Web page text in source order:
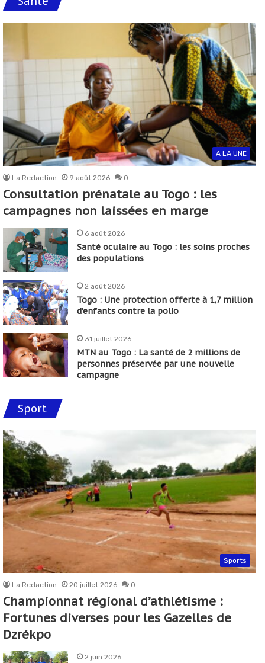
A LA UNE
La Redaction 9 août 2026 0
Consultation prénatale au Togo : les
campagnes non laissées en marge
6 août 2026
Santé oculaire au Togo : les soins proches
des populations
2 août 2026
Togo : Une protection offerte à 1,7 million
d’enfants contre la polio
31 juillet 2026
MTN au Togo : La santé de 2 millions de
personnes préservée par une nouvelle
campagne
Sport
Sports
La Redaction 20 juillet 2026 0
Championnat régional d’athlétisme :
Fortunes diverses pour les Gazelles de
Dzrékpo
2 juin 2026